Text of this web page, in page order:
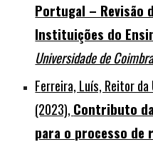
Portugal – Revisão
Instituições do
Universidade de
Ferreira, Luís, Reitor da
(2023), Contributo
para o processo de